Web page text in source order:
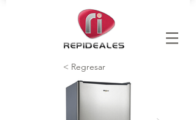
< Regresar